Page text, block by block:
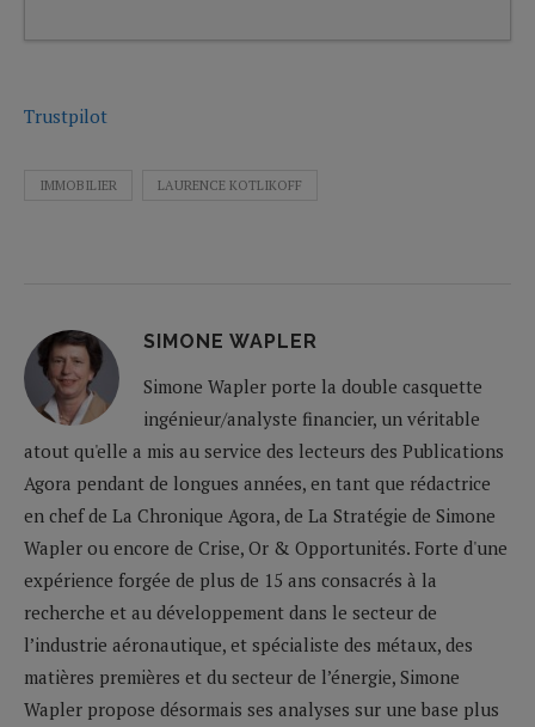
Trustpilot
IMMOBILIER LAURENCE KOTLIKOFF
SIMONE WAPLER
Simone Wapler porte la double casquette
ingénieur/analyste financier, un véritable
atout qu'elle a mis au service des lecteurs des Publications
Agora pendant de longues années, en tant que rédactrice
en chef de La Chronique Agora, de La Stratégie de Simone
Wapler ou encore de Crise, Or & Opportunités. Forte d'une
expérience forgée de plus de 15 ans consacrés à la
recherche et au développement dans le secteur de
l’industrie aéronautique, et spécialiste des métaux, des
matières premières et du secteur de l’énergie, Simone
Wapler propose désormais ses analyses sur une base plus